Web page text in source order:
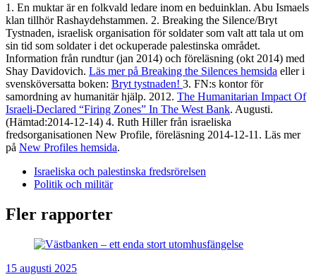
1. En muktar är en folkvald ledare inom en beduinklan. Abu Ismaels
klan tillhör Rashaydehstammen. 2. Breaking the Silence/Bryt
Tystnaden, israelisk organisation för soldater som valt att tala ut om
sin tid som soldater i det ockuperade palestinska området.
Information från rundtur (jan 2014) och föreläsning (okt 2014) med
Shay Davidovich. Läs mer på Breaking the Silences hemsida eller i
svensköversatta boken: Bryt tystnaden! 3. FN:s kontor för
samordning av humanitär hjälp. 2012. The Humanitarian Impact Of
Israeli-Declared “Firing Zones” In The West Bank. Augusti.
(Hämtad:2014-12-14) 4. Ruth Hiller från israeliska
fredsorganisationen New Profile, föreläsning 2014-12-11. Läs mer
på New Profiles hemsida.
Israeliska och palestinska fredsrörelsen
Politik och militär
Fler rapporter
15 augusti 2025